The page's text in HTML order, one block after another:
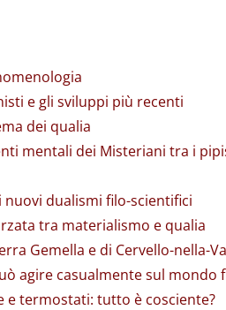
e gli sviluppi più recenti
dei qualia
mentali dei Misteriani tra i
dualismi filo-scientifici
tra materialismo e qualia
Gemella e di Cervello-nella-
agire casualmente sul mondo
e termostati: tutto è cosciente?